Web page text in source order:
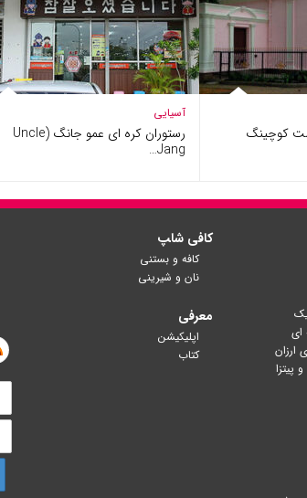
کوچینگ
آسیایی
رستوران کره ای عمو جانگ (Uncle
Jang…
ای
ارزان
پیتزا
کافی شا‍پ
کافه و بستنی
نان و شیرینی
معرفی
اپلیکیشن
کتاب